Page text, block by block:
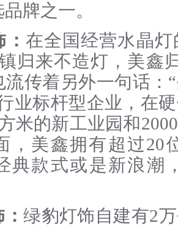
牌之一。
在全国经营水晶
归来不造灯，美鑫
流传着另外一句话：
业标杆型企业，在
米的新工业园和
，美鑫拥有超过20
典款式或是新浪潮
：绿豹灯饰自建有2